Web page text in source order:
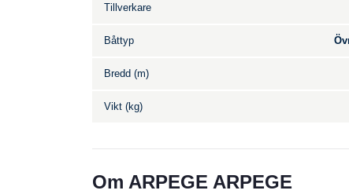
Tillverkare
Båttyp
Bredd (m)
Vikt (kg)
Om ARPEGE ARPEGE